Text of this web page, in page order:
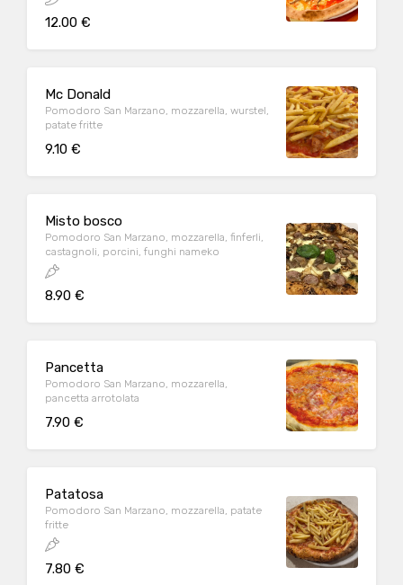
carciofi, olive nere
12.00 €
Mc Donald
Pomodoro San Marzano, mozzarella, wurstel,
patate fritte
9.10 €
Misto bosco
Pomodoro San Marzano, mozzarella, finferli,
castagnoli, porcini, funghi nameko
8.90 €
Pancetta
Pomodoro San Marzano, mozzarella,
pancetta arrotolata
7.90 €
Patatosa
Pomodoro San Marzano, mozzarella, patate
fritte
7.80 €